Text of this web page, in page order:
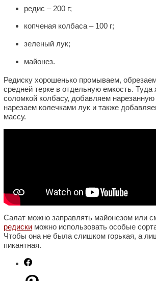
редис – 200 г;
копченая колбаса – 100 г;
зеленый лук;
майонез.
Редиску хорошенько промываем,
средней терке в отдельную емкость.
соломкой колбасу, добавляем нарезанную
нарезаем колечками лук и также
массу.
Салат можно заправлять майонезом или
редиски можно использовать особые
Чтобы она не была слишком горькая, а
пикантная.